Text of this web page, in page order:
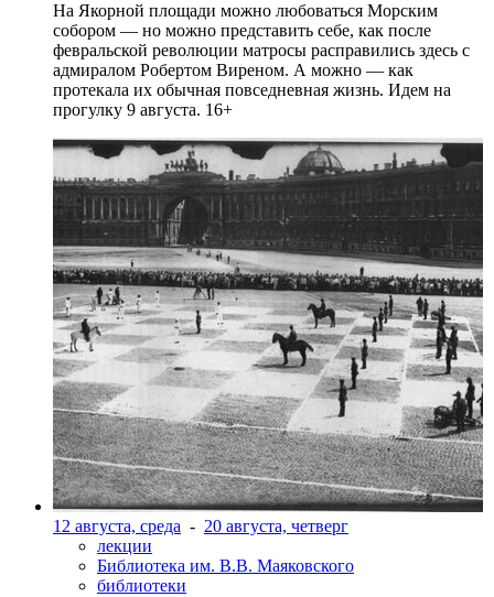
На Якорной площади можно любоваться Морским
собором — но можно представить себе, как после
февральской революции матросы расправились здесь с
адмиралом Робертом Виреном. А можно — как
протекала их обычная повседневная жизнь. Идем на
прогулку 9 августа. 16+
12 августа, среда - 20 августа, четверг
лекции
Библиотека им. В.В. Маяковского
библиотеки